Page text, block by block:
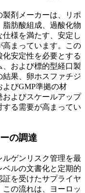
剤メーカーは、リポ
肪酸組成、過酸化物
様を満たす、安定し
まっています。この
安定性を必要とする
および標的型経口製
果、卵ホスファチジ
びGMP準拠の材
よびスケールアップ
る需要が高まってい
の調達
ゲンリスク管理を最
ルの文書化と定期的
を受けたサプライヤ
の流れは、ヨーロッ